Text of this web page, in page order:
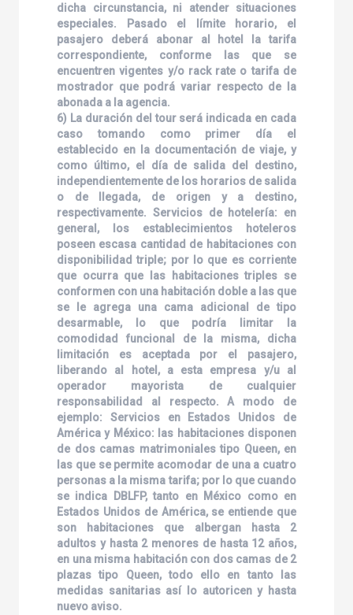
dicha circunstancia, ni atender situaciones
especiales. Pasado el límite horario, el
pasajero deberá abonar al hotel la tarifa
correspondiente, conforme las que se
encuentren vigentes y/o rack rate o tarifa de
mostrador que podrá variar respecto de la
abonada a la agencia.
6) La duración del tour será indicada en cada
caso tomando como primer día el
establecido en la documentación de viaje, y
como último, el día de salida del destino,
independientemente de los horarios de salida
o de llegada, de origen y a destino,
respectivamente. Servicios de hotelería: en
general, los establecimientos hoteleros
poseen escasa cantidad de habitaciones con
disponibilidad triple; por lo que es corriente
que ocurra que las habitaciones triples se
conformen con una habitación doble a las que
se le agrega una cama adicional de tipo
desarmable, lo que podría limitar la
comodidad funcional de la misma, dicha
limitación es aceptada por el pasajero,
liberando al hotel, a esta empresa y/u al
operador mayorista de cualquier
responsabilidad al respecto. A modo de
ejemplo: Servicios en Estados Unidos de
América y México: las habitaciones disponen
de dos camas matrimoniales tipo Queen, en
las que se permite acomodar de una a cuatro
personas a la misma tarifa; por lo que cuando
se indica DBLFP, tanto en México como en
Estados Unidos de América, se entiende que
son habitaciones que albergan hasta 2
adultos y hasta 2 menores de hasta 12 años,
en una misma habitación con dos camas de 2
plazas tipo Queen, todo ello en tanto las
medidas sanitarias así lo autoricen y hasta
nuevo aviso.